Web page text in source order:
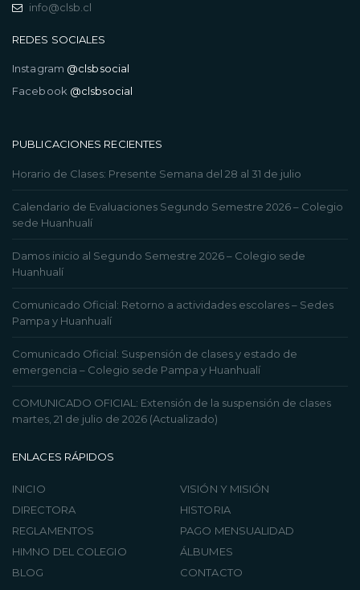
info@clsb.cl
REDES SOCIALES
Instagram @clsbsocial
Facebook @clsbsocial
PUBLICACIONES RECIENTES
Horario de Clases: Presente Semana del 28 al 31 de julio
Calendario de Evaluaciones Segundo Semestre 2026 – Colegio
sede Huanhualí
Damos inicio al Segundo Semestre 2026 – Colegio sede
Huanhualí
Comunicado Oficial: Retorno a actividades escolares – Sedes
Pampa y Huanhualí
Comunicado Oficial: Suspensión de clases y estado de
emergencia – Colegio sede Pampa y Huanhualí
COMUNICADO OFICIAL: Extensión de la suspensión de clases
martes, 21 de julio de 2026 (Actualizado)
ENLACES RÁPIDOS
INICIO
VISIÓN Y MISIÓN
DIRECTORA
HISTORIA
REGLAMENTOS
PAGO MENSUALIDAD
HIMNO DEL COLEGIO
ÁLBUMES
BLOG
CONTACTO